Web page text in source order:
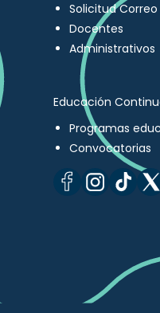
Solicitud Correo
Docentes
Administrativos
Educación
Programas
Convocatorias